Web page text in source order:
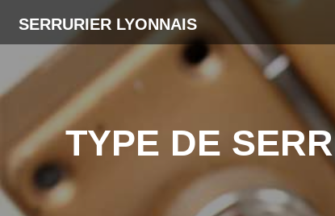
SERRURIER LYONNAIS
TYPE DE